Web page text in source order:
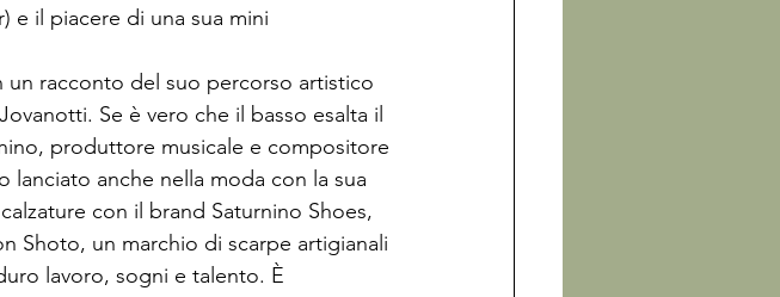
e il piacere di una sua mini
un racconto del suo percorso artistico
Se è vero che il basso esalta il
produttore musicale e compositore
lanciato anche nella moda con la sua
con il brand Saturnino Shoes,
Shoto, un marchio di scarpe artigianali
lavoro, sogni e talento. È